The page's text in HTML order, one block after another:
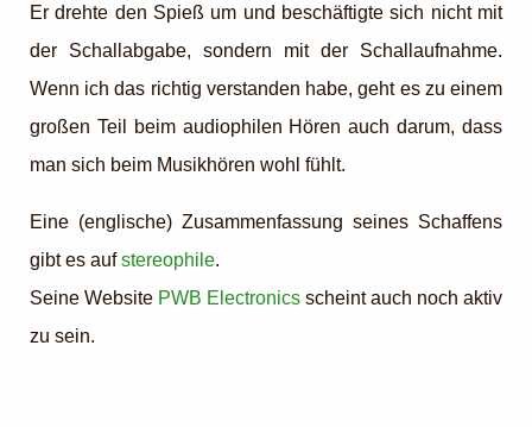
Er drehte den Spieß um und beschäftigte sich nicht mit
der Schallabgabe, sondern mit der Schallaufnahme.
Wenn ich das richtig verstanden habe, geht es zu einem
großen Teil beim audiophilen Hören auch darum, dass
man sich beim Musikhören wohl fühlt.
Eine (englische) Zusammenfassung seines Schaffens
gibt es aufstereophile.
Seine Website PWB Electronics scheint auch noch aktiv
zu sein.